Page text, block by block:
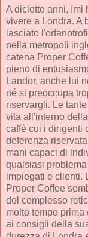
A diciotto anni, Imi
vivere a Londra. A
lasciato
nella metropoli
catena Proper
pieno di
Landor, anche lui
né si preoccupa
riservargli. Le
vita all'interno
caffè cui i dirigenti
deferenza
mani capaci di
qualsiasi
impiegati e clienti.
Proper Coffee
del complesso
molto tempo
ai consigli della